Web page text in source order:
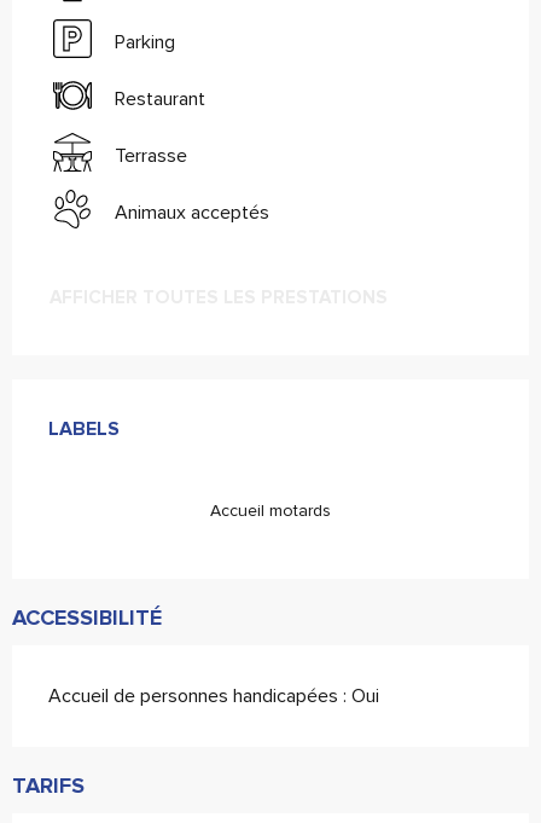
Parking
Restaurant
Terrasse
Animaux acceptés
LABELS
LABELS
Accueil motards
ACCESSIBILITÉ
Accueil de personnes handicapées : Oui
TARIFS